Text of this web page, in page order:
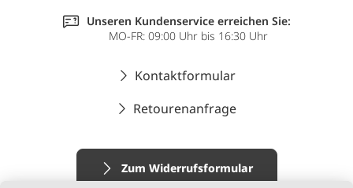
Unseren Kundenservice erreichen Sie:
MO-FR: 09:00 Uhr bis 16:30 Uhr
Kontaktformular
Retourenanfrage
Zum Widerrufsformular